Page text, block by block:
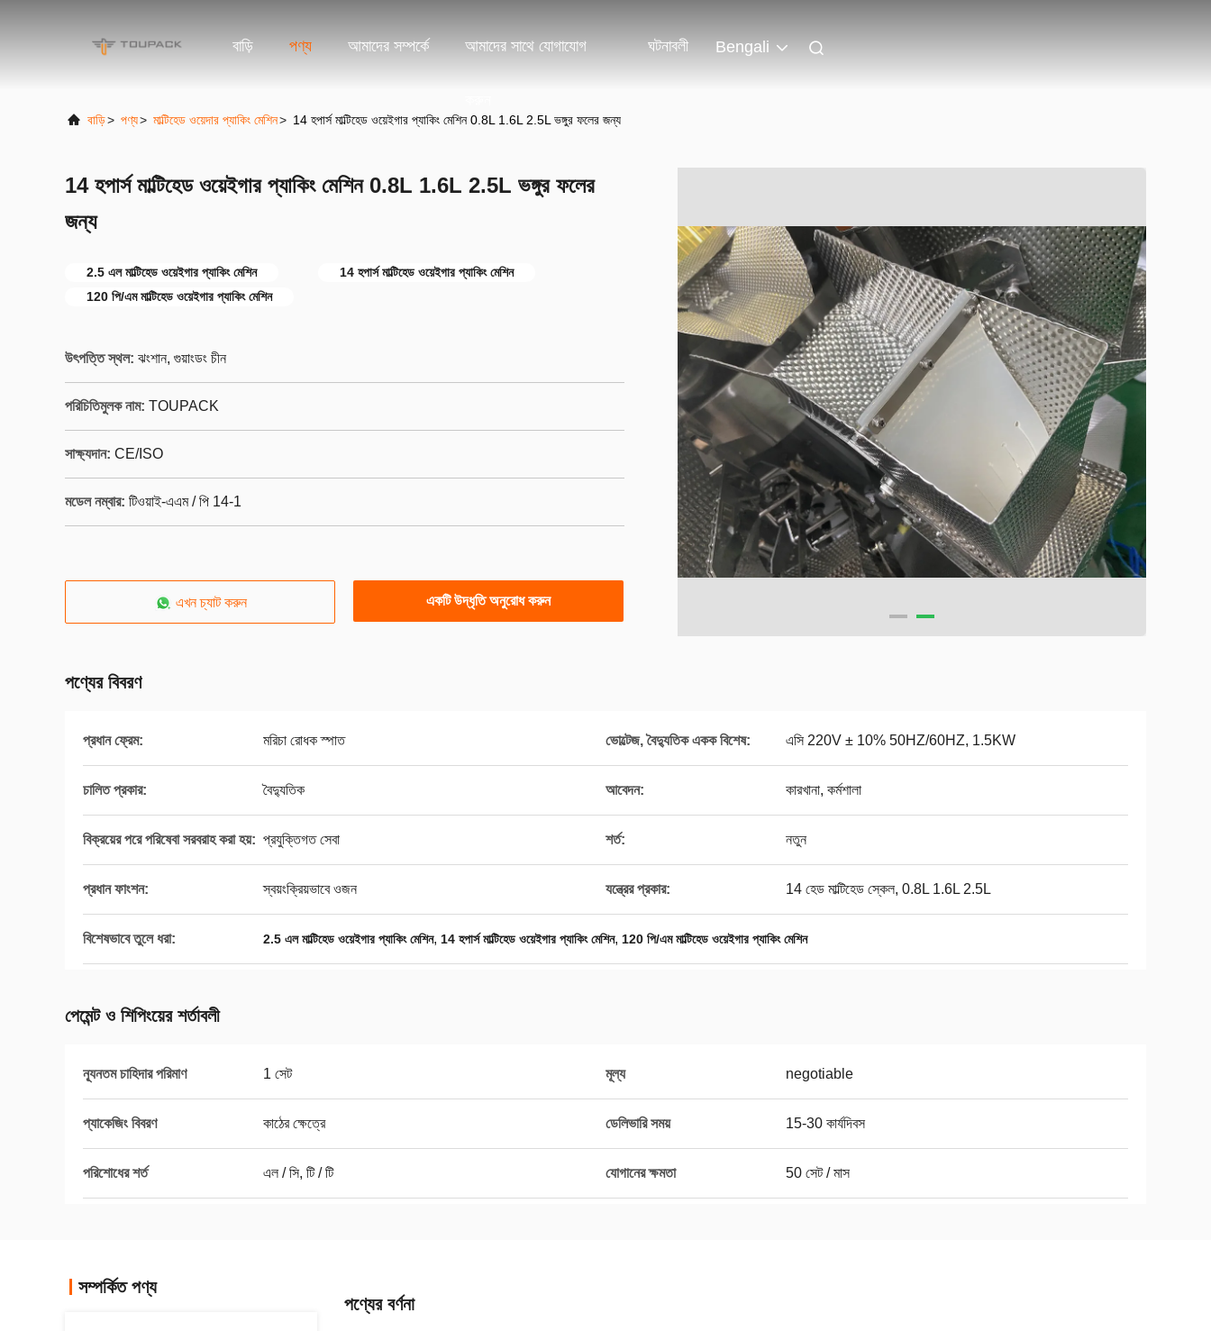
বাড়ি পণ্য আমাদের সম্পর্কে আমাদের সাথে যোগাযোগ ঘটনাবলী Bengali
বাড়ি> পণ্য> মাল্টিহেড ওয়েদার প্যাকিং মেশিন> 14 হপার্স মাল্টিহেড ওয়েইগার প্যাকিং মেশিন 0.8L 1.6L 2.5L ভঙ্গুর ফলের জন্য
14 হপার্স মাল্টিহেড ওয়েইগার প্যাকিং মেশিন 0.8L 1.6L 2.5L ভঙ্গুর ফলের
জন্য
2.5 এল মাল্টিহেড ওয়েইগার প্যাকিং মেশিন
14 হপার্স মাল্টিহেড ওয়েইগার প্যাকিং মেশিন
120 পি/এম মাল্টিহেড ওয়েইগার প্যাকিং মেশিন
উৎপত্তি স্থল: ঝংশান, গুয়াংডং চীন
পরিচিতিমুলক নাম: TOUPACK
সাক্ষ্যদান: CE/ISO
মডেল নম্বার: টিওয়াই-এএম / পি 14-1
এখন চ্যাট করুন একটি উদ্ধৃতি অনুরোধ করুন
পণ্যের বিবরণ
প্রধান ফ্রেম: মরিচা রোধক স্পাত ভোল্টেজ, বৈদ্যুতিক একক বিশেষ: এসি 220V ± 10% 50HZ/60HZ, 1.5KW
চালিত প্রকার: বৈদ্যুতিক আবেদন: কারখানা, কর্মশালা
বিক্রয়ের পরে পরিষেবা সরবরাহ করা হয়: প্রযুক্তিগত সেবা শর্ত: নতুন
প্রধান ফাংশন: স্বয়ংক্রিয়ভাবে ওজন যন্ত্রের প্রকার: 14 হেড মাল্টিহেড স্কেল, 0.8L 1.6L 2.5L
বিশেষভাবে তুলে ধরা: 2.5 এল মাল্টিহেড ওয়েইগার প্যাকিং মেশিন, 14 হপার্স মাল্টিহেড ওয়েইগার প্যাকিং মেশিন, 120 পি/এম মাল্টিহেড ওয়েইগার প্যাকিং মেশিন
পেমেন্ট ও শিপিংয়ের শর্তাবলী
ন্যূনতম চাহিদার পরিমাণ 1 সেট মূল্য negotiable
প্যাকেজিং বিবরণ কাঠের ক্ষেত্রে ডেলিভারি সময় 15-30 কার্যদিবস
পরিশোধের শর্ত এল / সি, টি / টি যোগানের ক্ষমতা 50 সেট / মাস
সম্পর্কিত পণ্য
পণ্যের বর্ণনা